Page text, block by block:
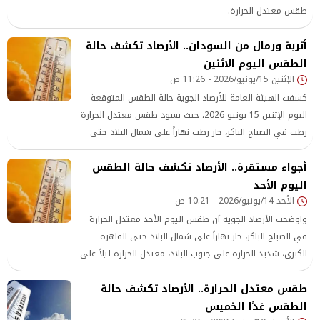
طقس معتدل الحرارة.
أتربة ورمال من السودان.. الأرصاد تكشف حالة
الطقس اليوم الاثنين
الإثنين 15/يونيو/2026 - 11:26 ص
كشفت الهيئة العامة للأرصاد الجوية حالة الطقس المتوقعة
اليوم الإثنين 15 يونيو 2026، حيث يسود طقس معتدل الحرارة
رطب في الصباح الباكر، حار رطب نهاراً على شمال البلاد حتى
القاهرة الكبرى وشمال الصعيد، شديد الحرارة على جنوب
الصعيد، معتدل الحرارة رطب ليلاً على أغلب الأنحاء، مائل للحرارة
على جنوب الصعيد
أجواء مستقرة.. الأرصاد تكشف حالة الطقس
اليوم الأحد
الأحد 14/يونيو/2026 - 10:21 ص
واوضحت الأرصاد الجوية أن طقس اليوم الأحد معتدل الحرارة
في الصباح الباكر، حار نهاراً على شمال البلاد حتى القاهرة
الكبرى، شديد الحرارة على جنوب البلاد، معتدل الحرارة ليلاً على
أغلب الأنحاء، مائل للحرارة على جنوب الصعيد.
طقس معتدل الحرارة.. الأرصاد تكشف حالة
الطقس غدًا الخميس